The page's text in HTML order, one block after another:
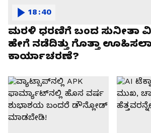
ಮರಳಿ ಧರಣಿಗೆ ಬಂದ ಸುನೀತಾ
ಹೇಗೆ ನಡೆದಿತ್ತು ಗೊತ್ತಾ
ಕಾರ್ಯಾಚರಣೆ?
18:40